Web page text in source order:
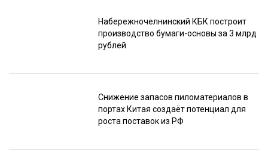
Набережночелнинский КБК построит
производство бумаги-основы за 3 млрд
рублей
Снижение запасов пиломатериалов в
портах Китая создаёт потенциал для
роста поставок из РФ